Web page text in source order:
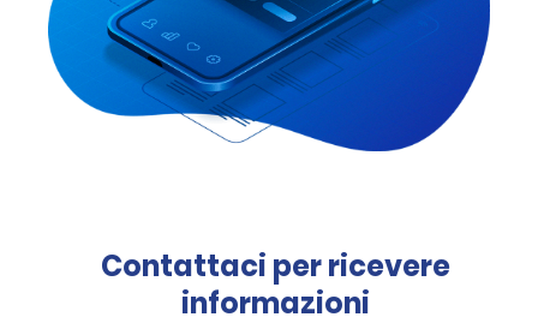
Contattaci per ricevere
informazioni